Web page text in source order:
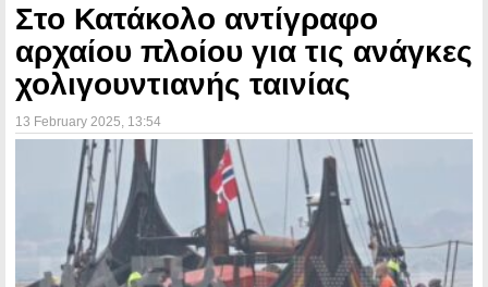
Στο Κατάκολο αντίγραφο
αρχαίου πλοίου για τις ανάγκες
χολιγουντιανής ταινίας
13 February 2025 , 13:54